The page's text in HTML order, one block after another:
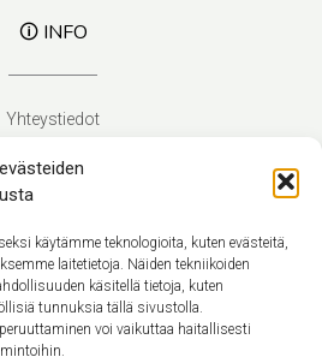
käytämme teknologioita, kuten evästeitä,
laitetietoja. Näiden tekniikoiden
käsitellä tietoja, kuten
tunnuksia tällä sivustolla.
voi vaikuttaa haitallisesti
🛈 INFO
Yhteystiedot
Toimitusehdot